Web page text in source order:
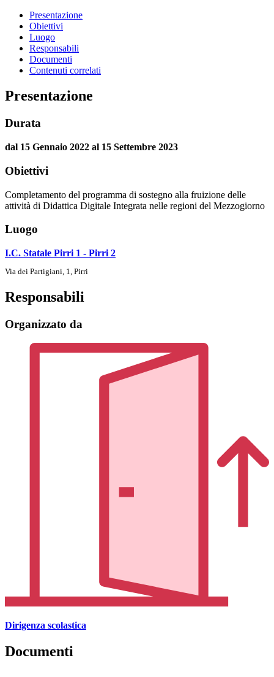
Presentazione
Obiettivi
Luogo
Responsabili
Documenti
Contenuti correlati
Presentazione
Durata
dal 15 Gennaio 2022 al 15 Settembre 2023
Obiettivi
Completamento del programma di sostegno alla fruizione delle
attività di Didattica Digitale Integrata nelle regioni del Mezzogiorno
Luogo
I.C. Statale Pirri 1 - Pirri 2
Via dei Partigiani, 1, Pirri
Responsabili
Organizzato da
Dirigenza scolastica
Documenti